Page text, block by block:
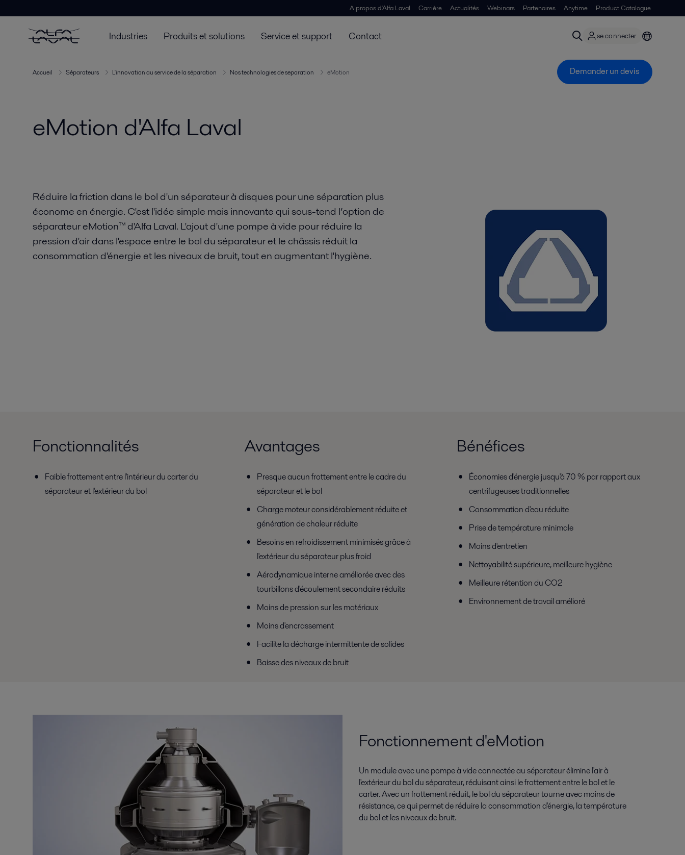
A propos d'Alfa Laval Carrière Actualités Webinars Partenaires Anytime Product Catalogue
Industries Produits et solutions Service et support Contact se connecter
Accueil Séparateurs L'innovation au service de la séparation Nos technologies de separation eMotion Demander un devis
eMotion d'Alfa Laval
Réduire la friction dans le bol d'un séparateur à disques pour une séparation plus
économe en énergie. C'est l'idée simple mais innovante qui sous-tend l’option de
séparateur eMotion™ d'Alfa Laval. L'ajout d'une pompe à vide pour réduire la
pression d'air dans l'espace entre le bol du séparateur et le châssis réduit la
consommation d'énergie et les niveaux de bruit, tout en augmentant l'hygiène.
Fonctionnalités
Faible frottement entre l'intérieur du carter du
séparateur et l'extérieur du bol
Avantages
Presque aucun frottement entre le cadre du
séparateur et le bol
Charge moteur considérablement réduite et
génération de chaleur réduite
Besoins en refroidissement minimisés grâce à
l'extérieur du séparateur plus froid
Aérodynamique interne améliorée avec des
tourbillons d'écoulement secondaire réduits
Moins de pression sur les matériaux
Moins d'encrassement
Facilite la décharge intermittente de solides
Baisse des niveaux de bruit
Bénéfices
Économies d'énergie jusqu'à 70 % par rapport aux
centrifugeuses traditionnelles
Consommation d'eau réduite
Prise de température minimale
Moins d'entretien
Nettoyabilité supérieure, meilleure hygiène
Meilleure rétention du CO2
Environnement de travail amélioré
Fonctionnement d'eMotion
Un module avec une pompe à vide connectée au séparateur élimine l'air à
l'extérieur du bol du séparateur, réduisant ainsi le frottement entre le bol et le
carter. Avec un frottement réduit, le bol du séparateur tourne avec moins de
résistance, ce qui permet de réduire la consommation d'énergie, la température
du bol et les niveaux de bruit.